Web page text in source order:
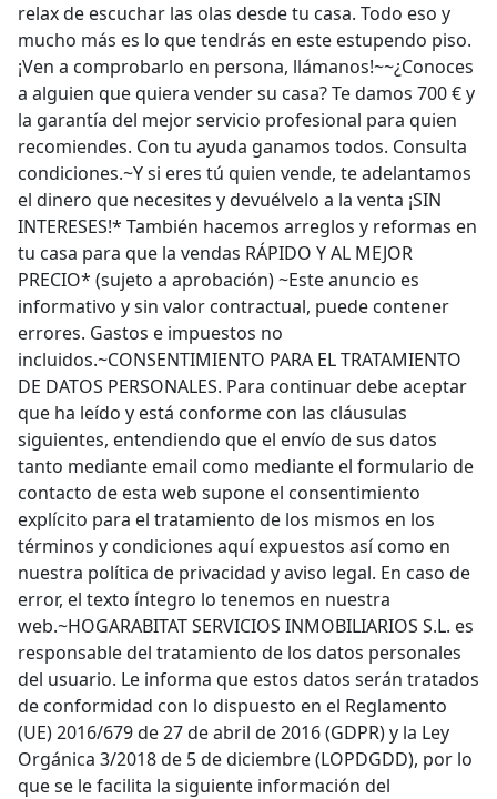
relax de escuchar las olas desde tu casa. Todo eso y
mucho más es lo que tendrás en este estupendo piso.
¡Ven a comprobarlo en persona, llámanos!~~¿Conoces
a alguien que quiera vender su casa? Te damos 700 € y
la garantía del mejor servicio profesional para quien
recomiendes. Con tu ayuda ganamos todos. Consulta
condiciones.~Y si eres tú quien vende, te adelantamos
el dinero que necesites y devuélvelo a la venta ¡SIN
INTERESES!* También hacemos arreglos y reformas en
tu casa para que la vendas RÁPIDO Y AL MEJOR
PRECIO* (sujeto a aprobación) ~Este anuncio es
informativo y sin valor contractual, puede contener
errores. Gastos e impuestos no
incluidos.~CONSENTIMIENTO PARA EL TRATAMIENTO
DE DATOS PERSONALES. Para continuar debe aceptar
que ha leído y está conforme con las cláusulas
siguientes, entendiendo que el envío de sus datos
tanto mediante email como mediante el formulario de
contacto de esta web supone el consentimiento
explícito para el tratamiento de los mismos en los
términos y condiciones aquí expuestos así como en
nuestra política de privacidad y aviso legal. En caso de
error, el texto íntegro lo tenemos en nuestra
web.~HOGARABITAT SERVICIOS INMOBILIARIOS S.L. es
responsable del tratamiento de los datos personales
del usuario. Le informa que estos datos serán tratados
de conformidad con lo dispuesto en el Reglamento
(UE) 2016/679 de 27 de abril de 2016 (GDPR) y la Ley
Orgánica 3/2018 de 5 de diciembre (LOPDGDD), por lo
que se le facilita la siguiente información del